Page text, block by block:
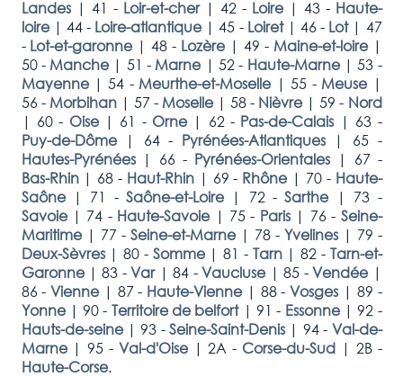
Landes | 41 - Loir-et-cher | 42 - Loire | 43 - Haute-
loire | 44 - Loire-atlantique |45 - Loiret |46 - Lot | 47
- Lot-et-garonne | 48 - Lozère | 49 - Maine-et-loire |
50 - Manche | 51 - Marne | 52 - Haute-Marne |53 -
Mayenne |54 - Meurthe-et-Moselle |55 - Meuse |
56 - Morbihan | 57 - Moselle | 58 - Nièvre |59 - Nord
| 60 - Oise | 61 - Orne | 62 - Pas-de-Calais | 63 -
Puy-de-Dôme
| 64 - Pyrénées-Atlantiques |
65 -
Hautes-Pyrénées | 66 - Pyrénées-Orientales | 67 -
Bas-Rhin | 68 - Haut-Rhin | 69 - Rhône | 70 - Haute-
Saône | 71 - Saône-et-Loire | 72 -Sarthe | 73 -
Savoie | 74 - Haute-Savoie | 75 - Paris | 76 - Seine-
Maritime | 77 - Seine-et-Marne | 78 - Yvelines | 79 -
Deux-Sèvres | 80 - Somme | 81 - Tarn | 82 - Tarn-et-
Garonne |83 -Var |84 -Vaucluse |85 -Vendée |
86 -Vienne | 87 - Haute-Vienne | 88 -Vosges | 89 -
Yonne |90 - Territoire de belfort | 91 - Essonne | 92 -
Hauts-de-seine |93 -Seine-Saint-Denis | 94 - Val-de-
Marne |95 - Val-d'Oise |2A - Corse-du-Sud | 2B -
Haute-Corse.